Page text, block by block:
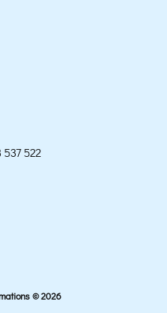
522
© 2026